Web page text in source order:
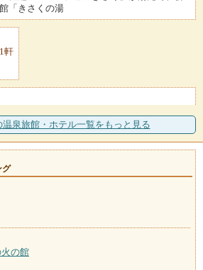
「きさくの湯
軒
て山に囲まれた中紀の集落にある温泉。周
しさでも知ら
温泉旅館・ホテル一覧をもっと見る
グ
の館